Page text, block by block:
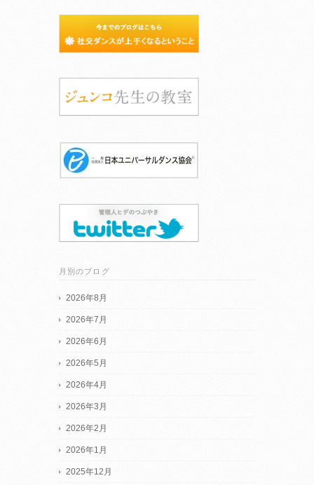
月別のブログ
2026年8月
2026年7月
2026年6月
2026年5月
2026年4月
2026年3月
2026年2月
2026年1月
2025年12月